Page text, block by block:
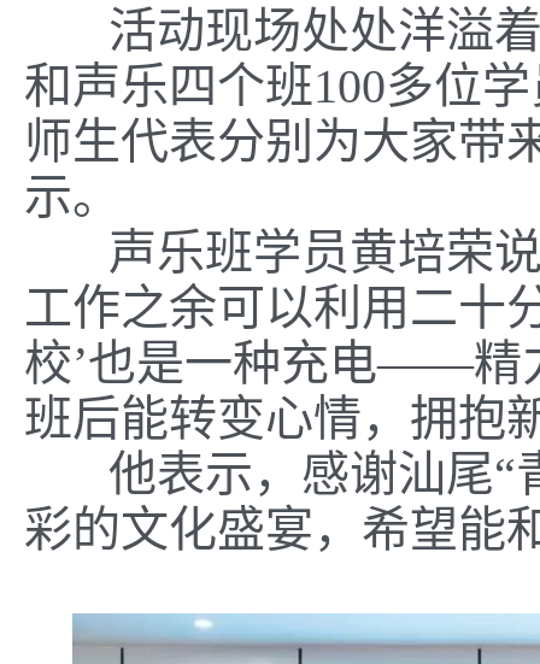
活动现场处处洋溢着
和声乐四个班100多位
师生代表分别为大家带
示。
声乐班学员黄培荣说
工作之余可以利用二十
校’也是一种充电——精
班后能转变心情，拥抱
他表示，感谢汕尾“
彩的文化盛宴，希望能